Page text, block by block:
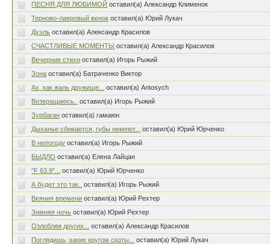
ПЕСНЯ ДЛЯ ЛЮБИМОЙ оставил(а) Александр Клименок
Терново-лавровый венок оставил(а) Юрий Лукач
Дуэль оставил(а) Александр Красилов
СЧАСТЛИВЫЕ МОМЕНТЫ оставил(а) Александр Красилов
Вечерние стихи оставил(а) Игорь Рыжий
Зона оставил(а) Батраченко Виктор
Ах, как жаль дружище...
оставил(а) Antosych
Возвращаюсь..
оставил(а) Игорь Рыжий
Зурбаган оставил(а) гамаюн
Дыханье сбивается, губы немеют...
оставил(а) Юрий Юрченко
В непогоду оставил(а) Игорь Рыжий
БЫДЛО оставил(а) Елена Лайцан
"F 63.9"...
оставил(а) Юрий Юрченко
А будет это так..
оставил(а) Игорь Рыжий
Веяния времени оставил(а) Юрий Рехтер
Зимняя ночь оставил(а) Юрий Рехтер
Озлобляя других...
оставил(а) Александр Красилов
Поглядишь, какие кругом скоты...
оставил(а) Юрий Лукач